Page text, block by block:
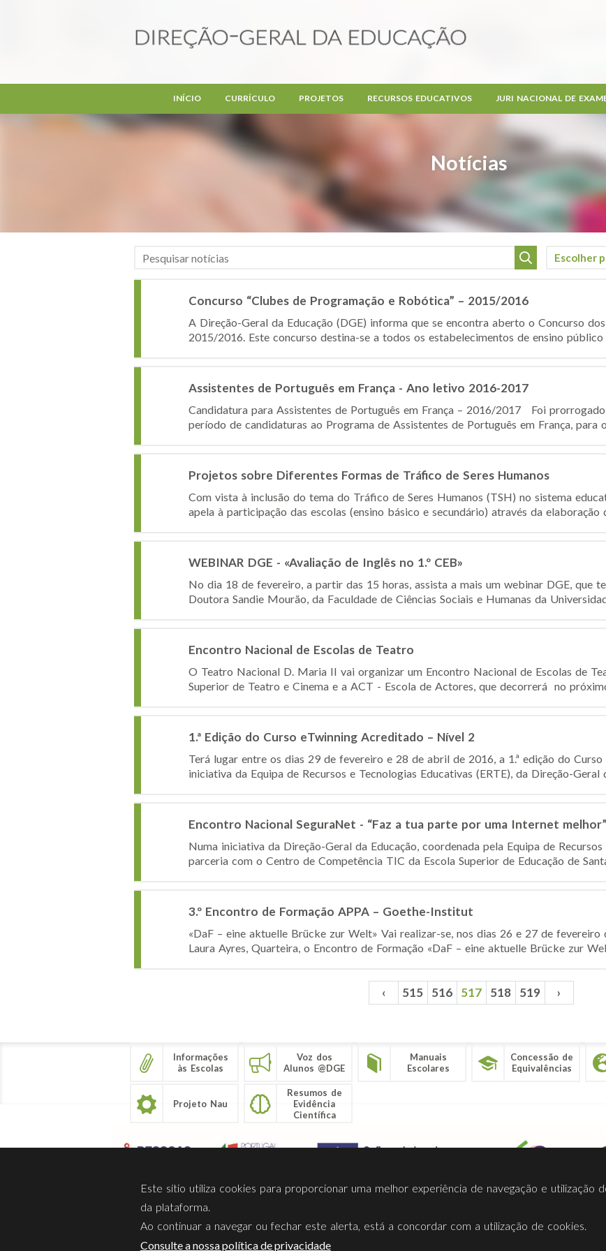
Notícias
INÍCIO CURRÍCULO PROJETOS RECURSOS EDUCATIVOS JURI NACIONAL DE
Concurso “Clubes de Programação e Robótica” – 2015/2016
A Direção-Geral da Educação (DGE) informa que se encontra aberto o Concurso
2015/2016. Este concurso destina-se a todos os estabelecimentos de ensino
Assistentes de Português em França - Ano letivo 2016-2017
Candidatura para Assistentes de Português em França – 2016/2017 Foi
período de candidaturas ao Programa de Assistentes de Português em França, para
Projetos sobre Diferentes Formas de Tráfico de Seres Humanos
Com vista à inclusão do tema do Tráfico de Seres Humanos (TSH) no sistema
apela à participação das escolas (ensino básico e secundário) através da elaboração
WEBINAR DGE - «Avaliação de Inglês no 1.º CEB»
No dia 18 de fevereiro, a partir das 15 horas, assista a mais um webinar DGE, que
Doutora Sandie Mourão, da Faculdade de Ciências Sociais e Humanas da
Encontro Nacional de Escolas de Teatro
O Teatro Nacional D. Maria II vai organizar um Encontro Nacional de Escolas de
Superior de Teatro e Cinema e a ACT - Escola de Actores, que decorrerá no
1.ª Edição do Curso eTwinning Acreditado – Nível 2
Terá lugar entre os dias 29 de fevereiro e 28 de abril de 2016, a 1.ª edição do
iniciativa da Equipa de Recursos e Tecnologias Educativas (ERTE), da Direção-Geral
Encontro Nacional SeguraNet - “Faz a tua parte por uma Internet melhor”
Numa iniciativa da Direção-Geral da Educação, coordenada pela Equipa de
parceria com o Centro de Competência TIC da Escola Superior de Educação de
3.º Encontro de Formação APPA – Goethe-Institut
«DaF – eine aktuelle Brücke zur Welt» Vai realizar-se, nos dias 26 e 27 de fevereiro
Laura Ayres, Quarteira, o Encontro de Formação «DaF – eine aktuelle Brücke zur
‹ 515 516 517 518 519 ›
Informações
às Escolas
Voz dos
Alunos @DGE
Manuais
Escolares
Concessão de
Equivalências
Projeto Nau
Resumos de
Evidência
Científica
Sobre Nós Privacidade Termos Utilização Contactos Ligações Facebook
Este sítio utiliza cookies para proporcionar uma melhor experiência de navegação e utilização
da plataforma.
Ao continuar a navegar ou fechar este alerta, está a concordar com a utilização de cookies.
Consulte a nossa política de privacidade